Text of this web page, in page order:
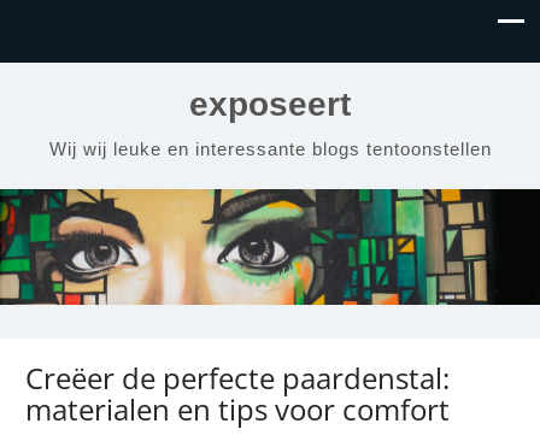
exposeert
Wij wij leuke en interessante blogs tentoonstellen
Creëer de perfecte paardenstal:
materialen en tips voor comfort